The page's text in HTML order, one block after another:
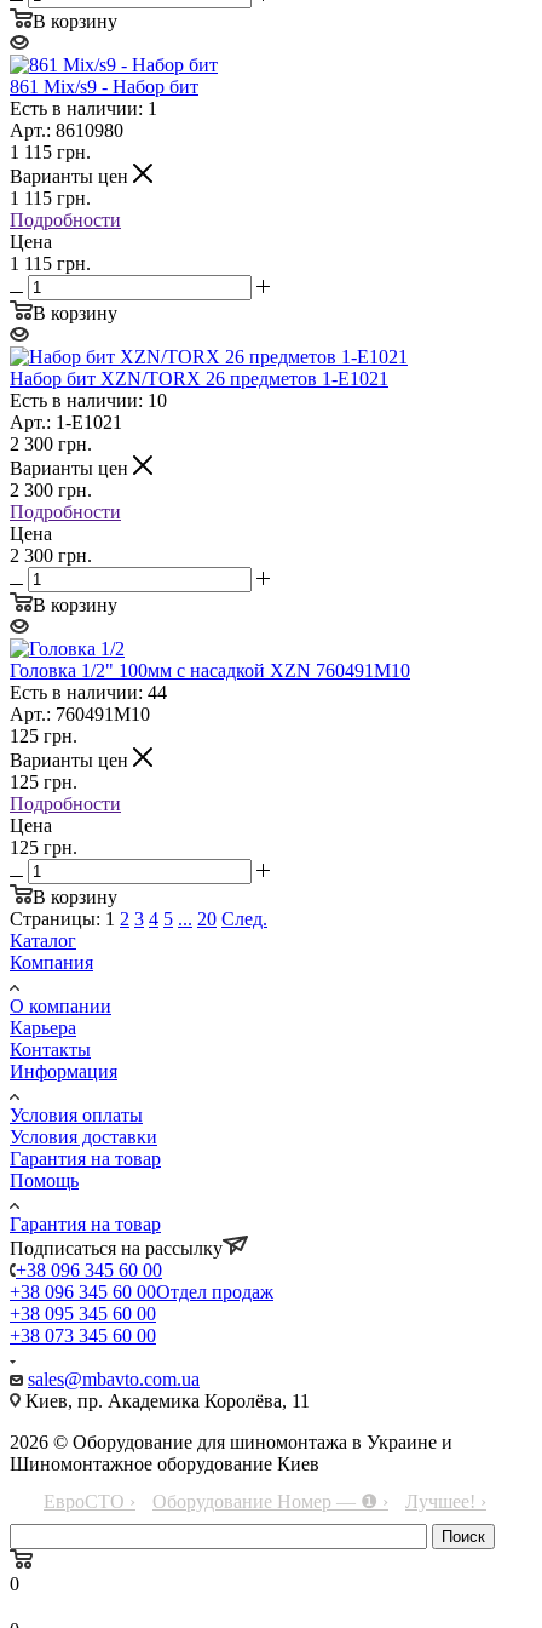
В корзину
861 Mix/s9 - Набор бит
Есть в наличии: 1
Арт.: 8610980
1 115 грн.
Варианты цен
1 115 грн.
Подробности
Цена
1 115 грн.
В корзину
Набор бит XZN/TORX 26 предметов 1-E1021
Есть в наличии: 10
Арт.: 1-E1021
2 300 грн.
Варианты цен
2 300 грн.
Подробности
Цена
2 300 грн.
В корзину
Головка 1/2" 100мм с насадкой XZN 760491M10
Есть в наличии: 44
Арт.: 760491M10
125 грн.
Варианты цен
125 грн.
Подробности
Цена
125 грн.
В корзину
Страницы: 1 2 3 4 5 ... 20 След.
Каталог
Компания
О компании
Карьера
Контакты
Информация
Условия оплаты
Условия доставки
Гарантия на товар
Помощь
Гарантия на товар
Подписаться на рассылку
+38 096 345 60 00
+38 096 345 60 00Отдел продаж
+38 095 345 60 00
+38 073 345 60 00
sales@mbavto.com.ua
Киев, пр. Академика Королёва, 11
2026 © Оборудование для шиномонтажа в Украине и
Шиномонтажное оборудование Киев
ЕвроСТО ›
Оборудование Номер — ❶ › Лучшее! ›
0